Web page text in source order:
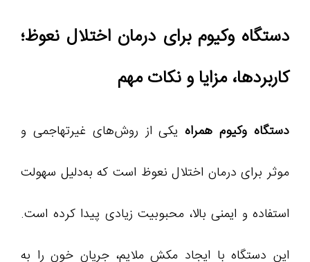
دستگاه وکیوم برای درمان اختلال نعوظ؛
کاربردها، مزایا و نکات مهم
دستگاه وکیوم همراه یکی از روش‌های غیرتهاجمی و
موثر برای درمان اختلال نعوظ است که به‌دلیل سهولت
استفاده و ایمنی بالا، محبوبیت زیادی پیدا کرده است.
این دستگاه با ایجاد مکش ملایم، جریان خون را به